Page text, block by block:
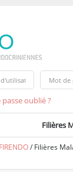
oublié ?
Filières
/Filières